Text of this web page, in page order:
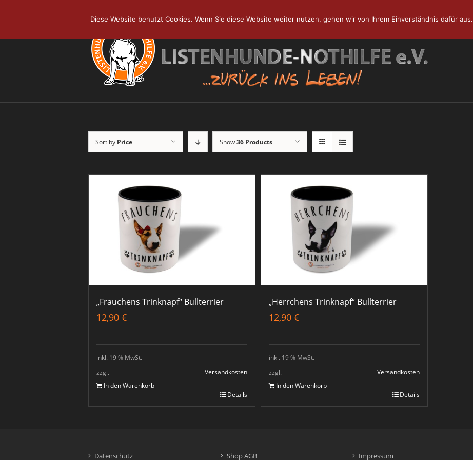
Sort by Price Show36 Products
„Frauchens Trinknapf“ Bullterrier
12,90 €
inkl. 19 % MwSt.
zzgl.
Versandkosten
In den Warenkorb
Details
„Herrchens Trinknapf“ Bullterrier
12,90 €
inkl. 19 % MwSt.
zzgl.
Versandkosten
In den Warenkorb
Details
Datenschutz Shop AGB Impressum
Diese Website benutzt Cookies. Wenn Sie diese Website weiter nutzen, gehen wir von Ihrem Einverständnis dafür aus.